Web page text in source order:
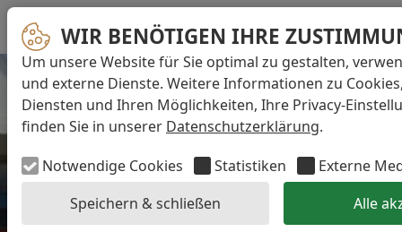
WIR BENÖTIGEN IHRE
Um unsere Website für Sie optimal zu gestalten,
und externe Dienste. Weitere Informationen zu
Diensten und Ihren Möglichkeiten, Ihre Privacy-
finden Sie in unserer Datenschutzerklärung.
Notwendige Cookies
Statistiken
Externe
Speichern & schließen
Alle